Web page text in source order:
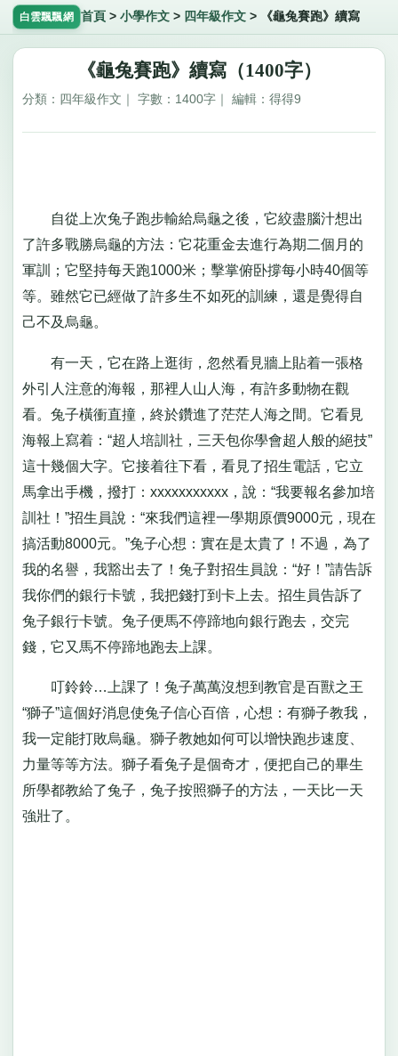
白雲飄飄網 首頁 > 小學作文> 四年級作文> 《龜兔賽跑》續寫
《龜兔賽跑》續寫（1400字）
分類：四年級作文｜ 字數：1400字｜ 編輯：得得9
自從上次兔子跑步輸給烏龜之後，它絞盡腦汁想出
了許多戰勝烏龜的方法：它花重金去進行為期二個月的
軍訓；它堅持每天跑1000米；擊掌俯卧撐每小時40個等
等。雖然它已經做了許多生不如死的訓練，還是覺得自
己不及烏龜。
有一天，它在路上逛街，忽然看見牆上貼着一張格
外引人注意的海報，那裡人山人海，有許多動物在觀
看。兔子橫衝直撞，終於鑽進了茫茫人海之間。它看見
海報上寫着：“超人培訓社，三天包你學會超人般的絕技”
這十幾個大字。它接着往下看，看見了招生電話，它立
馬拿出手機，撥打：xxxxxxxxxxx，說：“我要報名參加培
訓社！”招生員說：“來我們這裡一學期原價9000元，現在
搞活動8000元。”兔子心想：實在是太貴了！不過，為了
我的名譽，我豁出去了！兔子對招生員說：“好！”請告訴
我你們的銀行卡號，我把錢打到卡上去。招生員告訴了
兔子銀行卡號。兔子便馬不停蹄地向銀行跑去，交完
錢，它又馬不停蹄地跑去上課。
叮鈴鈴…上課了！兔子萬萬沒想到教官是百獸之王
“獅子”這個好消息使兔子信心百倍，心想：有獅子教我，
我一定能打敗烏龜。獅子教她如何可以增快跑步速度、
力量等等方法。獅子看兔子是個奇才，便把自己的畢生
所學都教給了兔子，兔子按照獅子的方法，一天比一天
強壯了。